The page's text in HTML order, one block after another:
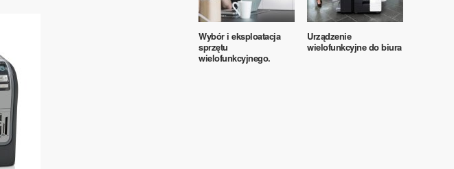
Wybór i eksploatacja
sprzętu
wielofunkcyjnego.
Urządzenie
wielofunkcyjne do biura